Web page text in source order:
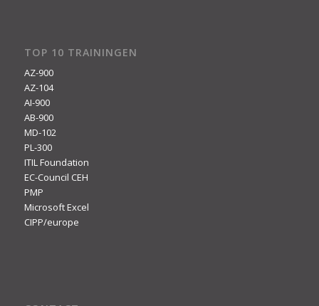
TOP 10 TRAININGEN
AZ-900
AZ-104
AI-900
AB-900
MD-102
PL-300
ITIL Foundation
EC-Council CEH
PMP
Microsoft Excel
CIPP/europe